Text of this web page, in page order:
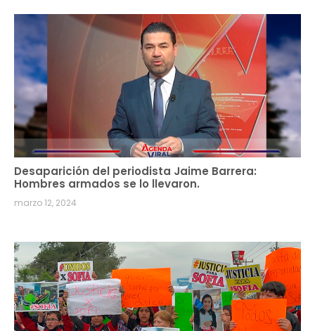
Desaparición del periodista Jaime Barrera:
Hombres armados se lo llevaron.
marzo 12, 2024